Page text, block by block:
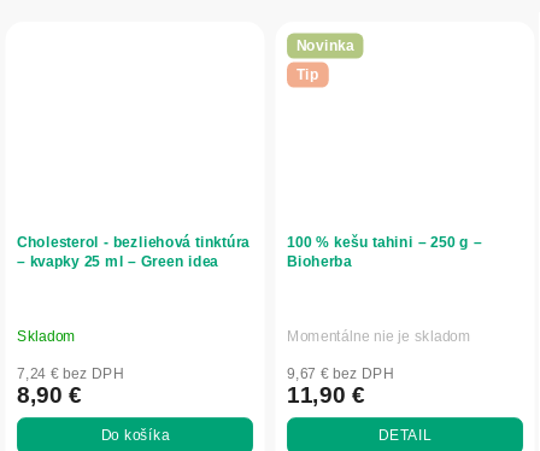
Cholesterol - bezliehová tinktúra
– kvapky 25 ml – Green idea
Skladom
7,24 € bez DPH
8,90 €
Do košíka
Novinka
Tip
100 % kešu tahini – 250 g –
Bioherba
Momentálne nie je skladom
9,67 € bez DPH
11,90 €
DETAIL